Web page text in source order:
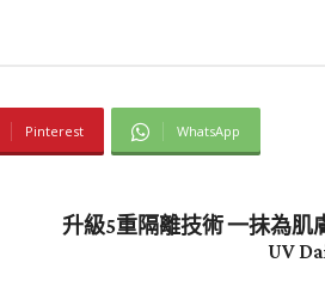
Pinterest WhatsApp
升級5重隔離技術 一抺為肌
UV